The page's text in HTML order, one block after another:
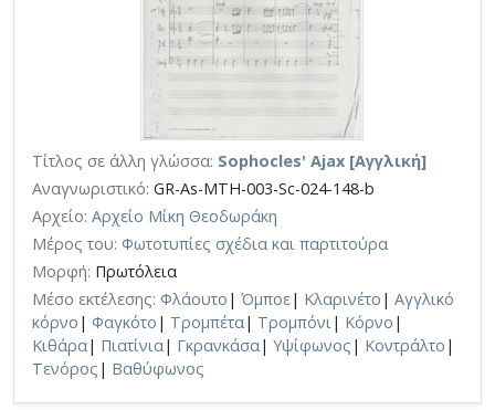
Τίτλος σε άλλη γλώσσα: Sophocles' Ajax [Αγγλική]
Αναγνωριστικό: GR-As-MTH-003-Sc-024-148-b
Αρχείο: Αρχείο Μίκη Θεοδωράκη
Μέρος του: Φωτοτυπίες σχέδια και παρτιτούρα
Μορφή: Πρωτόλεια
Μέσο εκτέλεσης: Φλάουτο | Όμποε| Κλαρινέτο | Αγγλικό
κόρνο | Φαγκότο | Τρομπέτα| Τρομπόνι| Κόρνο |
Κιθάρα| Πιατίνια| Γκρανκάσα| Υψίφωνος | Κοντράλτο |
Τενόρος | Βαθύφωνος